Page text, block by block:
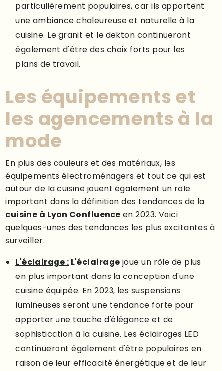
particulièrement populaires, car ils apportent
une ambiance chaleureuse et naturelle à la
cuisine. Le granit et le dekton continueront
également d'être des choix forts pour les
plans de travail.
Les équipements et
les agencements à la
mode
En plus des couleurs et des matériaux, les
équipements électroménagers et tout ce qui est
autour de la cuisine jouent également un rôle
important dans la définition des tendances de la
cuisine à Lyon Confluence en 2023. Voici
quelques-unes des tendances les plus excitantes à
surveiller.
L'éclairage : L'éclairage joue un rôle de plus
en plus important dans la conception d'une
cuisine équipée. En 2023, les suspensions
lumineuses seront une tendance forte pour
apporter une touche d'élégance et de
sophistication à la cuisine. Les éclairages LED
continueront également d'être populaires en
raison de leur efficacité énergétique et de leur